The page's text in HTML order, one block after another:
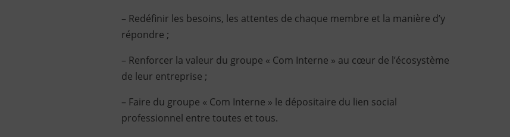
– Redéfinir les besoins, les attentes de chaque membre et la manière d’y
répondre ;
– Renforcer la valeur du groupe « Com Interne » au cœur de l’écosystème
de leur entreprise ;
– Faire du groupe « Com Interne » le dépositaire du lien social
professionnel entre toutes et tous.